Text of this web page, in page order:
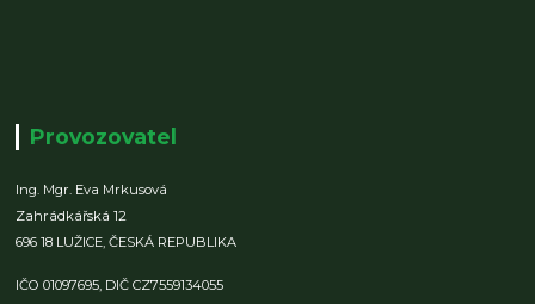
Provozovatel
Ing. Mgr. Eva Mrkusová
Zahrádkářská 12
696 18 LUŽICE,ČESKÁ REPUBLIKA
IČO 01097695, DIČ CZ7559134055